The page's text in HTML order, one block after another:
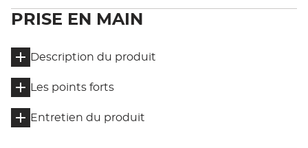
PRISE EN MAIN
Description du produit
Les points forts
Entretien du produit